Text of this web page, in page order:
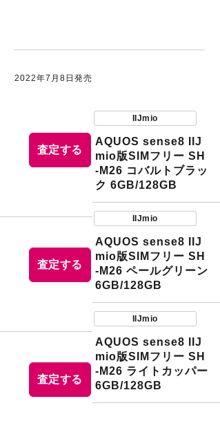
2022年7月8日発売
査定する
査定する
査定する
IIJmio
AQUOS sense8 IIJ
mio版SIMフリー SH
-M26 コバルトブラッ
ク 6GB/128GB
IIJmio
AQUOS sense8 IIJ
mio版SIMフリー SH
-M26 ペールグリーン
6GB/128GB
IIJmio
AQUOS sense8 IIJ
mio版SIMフリー SH
-M26 ライトカッパー
6GB/128GB